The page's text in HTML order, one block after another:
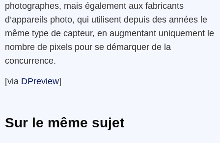
photographes, mais également aux fabricants
d’appareils photo, qui utilisent depuis des années le
même type de capteur, en augmentant uniquement le
nombre de pixels pour se démarquer de la
concurrence.
[via DPreview]
Sur le même sujet